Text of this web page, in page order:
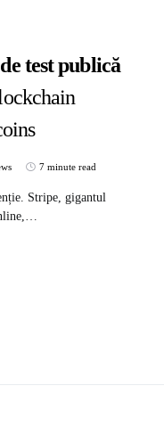
test publică
7 minute read
Stripe, gigantul